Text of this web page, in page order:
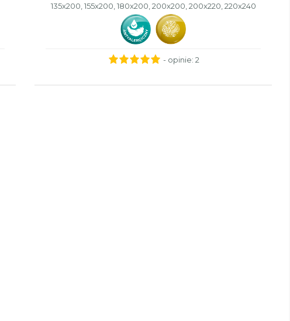
135x200, 155x200, 180x200, 200x200, 200x220, 220x240
- opinie: 2